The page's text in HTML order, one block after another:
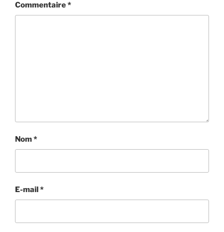
Commentaire*
Nom*
E-mail *